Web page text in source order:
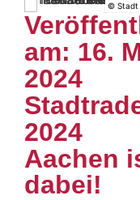
© Stadt
am: 16.
2024
2024
Aachen
dabei!